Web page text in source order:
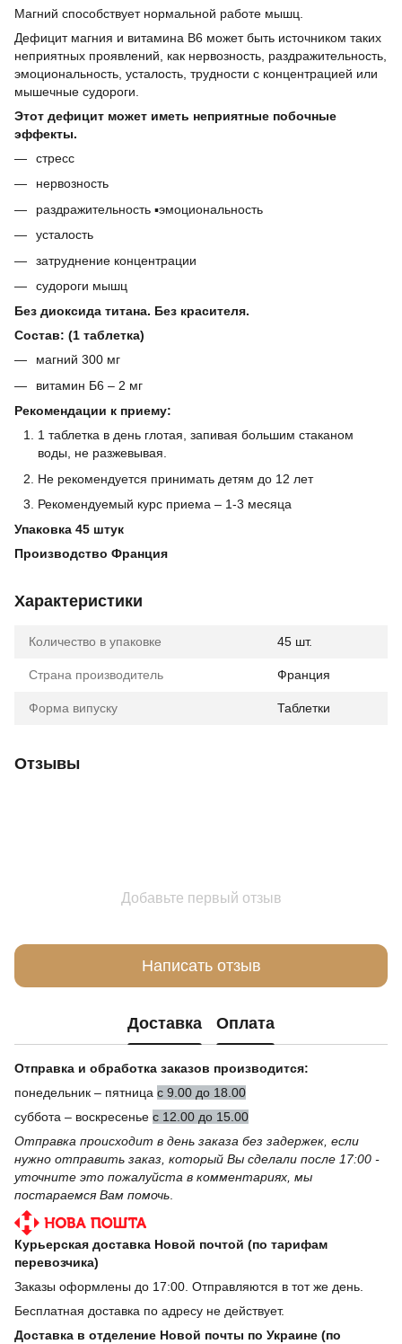
Магний способствует нормальной работе мышц.
Дефицит магния и витамина B6 может быть источником таких
неприятных проявлений, как нервозность, раздражительность,
эмоциональность, усталость, трудности с концентрацией или
мышечные судороги.
Этот дефицит может иметь неприятные побочные
эффекты.
стресс
нервозность
раздражительность ▪️эмоциональность
усталость
затруднение концентрации
судороги мышц ⠀
Без диоксида титана. Без красителя. ⠀
Состав: (1 таблетка)
магний 300 мг
витамин Б6 – 2 мг ⠀
Рекомендации к приему:
1 таблетка в день глотая, запивая большим стаканом
воды, не разжевывая.
Не рекомендуется принимать детям до 12 лет
Рекомендуемый курс приема – 1-3 месяца
Упаковка 45 штук
Производство Франция
Характеристики
Количество в упаковке 45 шт.
Страна производитель Франция
Форма випуску Таблетки
Отзывы
Добавьте первый отзыв
Написать отзыв
Доставка Оплата
Отправка и обработка заказов производится:
понедельник – пятница с 9.00 до 18.00
суббота – воскресенье с 12.00 до 15.00
Отправка происходит в день заказа без задержек, если
нужно отправить заказ, который Вы сделали после 17:00 -
уточните это пожалуйста в комментариях, мы
постараемся Вам помочь.
Курьерская доставка Новой почтой (по тарифам
перевозчика)
Заказы оформлены до 17:00. Отправляются в тот же день.
Бесплатная доставка по адресу не действует.
Доставка в отделение Новой почты по Украине (по